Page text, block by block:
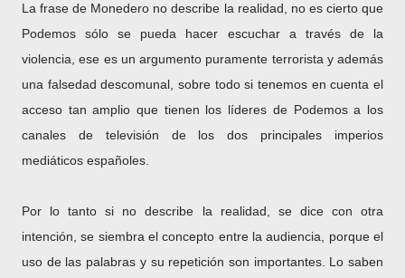
La frase de Monedero no describe la realidad, no es cierto que
Podemos sólo se pueda hacer escuchar a través de la
violencia, ese es un argumento puramente terrorista y además
una falsedad descomunal, sobre todo si tenemos en cuenta el
acceso tan amplio que tienen los líderes de Podemos a los
canales de televisión de los dos principales imperios
mediáticos españoles.
Por lo tanto si no describe la realidad, se dice con otra
intención, se siembra el concepto entre la audiencia, porque el
uso de las palabras y su repetición son importantes. Lo saben